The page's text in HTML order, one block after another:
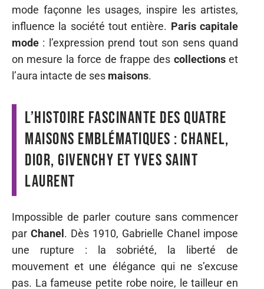
mode façonne les usages, inspire les artistes,
influence la société tout entière. Paris capitale
mode : l’expression prend tout son sens quand
on mesure la force de frappe des collectionset
l’aura intacte de ses maisons.
L’histoire fascinante des quatre
maisons emblématiques : Chanel,
Dior, Givenchy et Yves Saint
Laurent
Impossible de parler couture sans commencer
par Chanel . Dès 1910, Gabrielle Chanel impose
une rupture : la sobriété, la liberté de
mouvement et une élégance qui ne s’excuse
pas. La fameuse petite robe noire, le tailleur en